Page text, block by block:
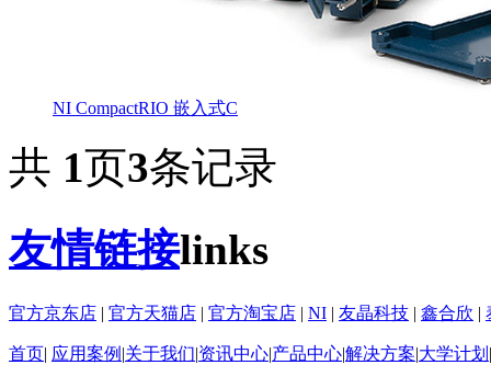
NI CompactRIO 嵌入式C
共 1页3条记录
友情链接links
官方京东店 | 官方天猫店 | 官方淘宝店 | NI | 友晶科技 | 鑫合欣 |
首页| 应用案例 |关于我们|资讯中心|产品中心|解决方案|大学计划 |